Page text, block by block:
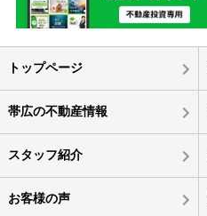
トップページ
帯広の不動産情報
スタッフ紹介
お客様の声